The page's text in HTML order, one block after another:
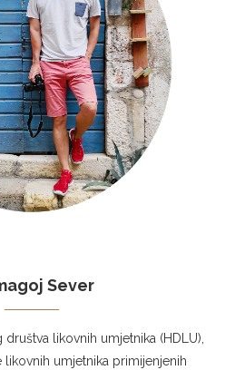
Sever
likovnih umjetnika (HDLU),
umjetnika primijenjenih